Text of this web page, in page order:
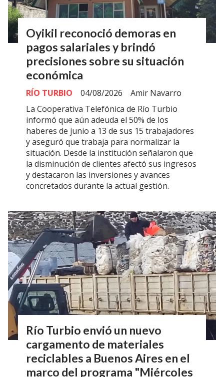
Oyikil reconoció demoras en
pagos salariales y brindó
precisiones sobre su situación
económica
Amir Navarro
RÍO TURBIO
04/08/2026
La Cooperativa Telefónica de Río Turbio
informó que aún adeuda el 50% de los
haberes de junio a 13 de sus 15 trabajadores
y aseguró que trabaja para normalizar la
situación. Desde la institución señalaron que
la disminución de clientes afectó sus ingresos
y destacaron las inversiones y avances
concretados durante la actual gestión.
Río Turbio envió un nuevo
cargamento de materiales
reciclables a Buenos Aires en el
marco del programa "Miércoles